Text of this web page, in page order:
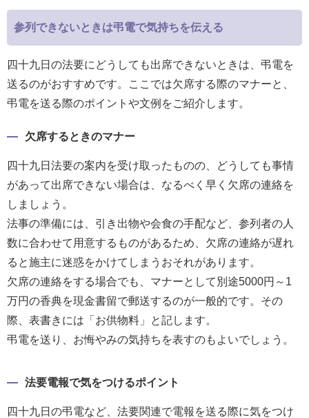
参列できないときは弔電で気持ちを伝える
四十九日の法要にどうしても出席できないときは、弔電を
送るのがおすすめです。ここでは欠席する際のマナーと、
弔電を送る際のポイントや文例をご紹介します。
欠席するときのマナー
四十九日法要の案内を受け取ったものの、どうしても事情
があって出席できない場合は、なるべく早く欠席の連絡を
しましょう。
法事の準備には、引き出物や会食の手配など、参列者の人
数に合わせて用意するものがあるため、欠席の連絡が遅れ
ると施主に迷惑をかけてしまうおそれがあります。
欠席の連絡をする場合でも、マナーとして別途5000円～1
万円の香典を現金書留で郵送するのが一般的です。その
際、表書きには「お供物料」と記します。
弔電を送り、お悔やみの気持ちを表すのもよいでしょう。
法要電報で気をつけるポイント
四十九日の弔電など、法要関連で電報を送る際に気をつけ